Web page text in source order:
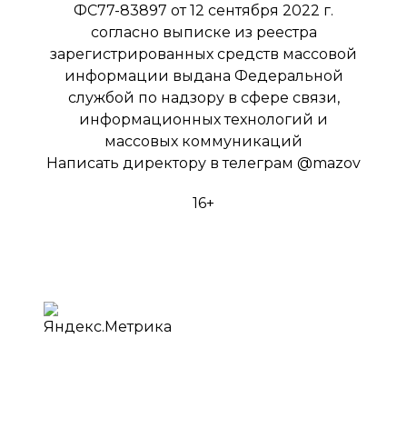
ФС77-83897 от 12 сентября 2022 г.
согласно выписке из реестра
зарегистрированных средств массовой
информации выдана Федеральной
службой по надзору в сфере связи,
информационных технологий и
массовых коммуникаций
Написать директору в телеграм @mazov
16+